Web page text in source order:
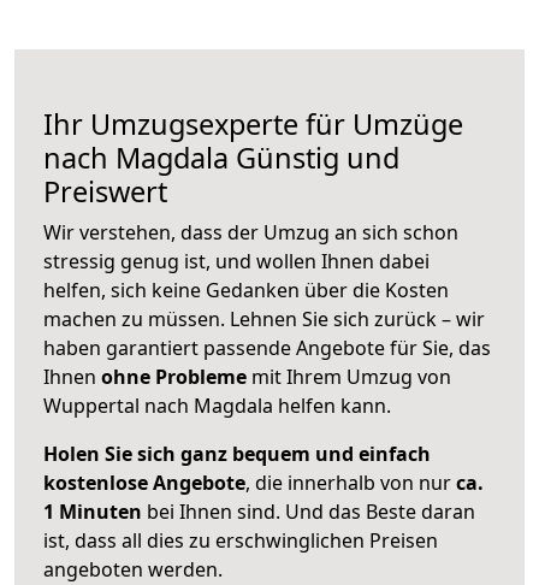
Ihr Umzugsexperte für Umzüge
nach Magdala Günstig und
Preiswert
Wir verstehen, dass der Umzug an sich schon
stressig genug ist, und wollen Ihnen dabei
helfen, sich keine Gedanken über die Kosten
machen zu müssen. Lehnen Sie sich zurück – wir
haben garantiert passende Angebote für Sie, das
Ihnen ohne Probleme mit Ihrem Umzug von
Wuppertal nach Magdala helfen kann.
Holen Sie sich ganz bequem und einfach
kostenlose Angebote, die innerhalb von nurca.
1 Minuten bei Ihnen sind. Und das Beste daran
ist, dass all dies zu erschwinglichen Preisen
angeboten werden.